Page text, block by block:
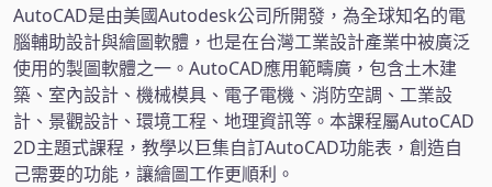
AutoCAD是由美國Autodesk公司所開發，為全球知名的電
腦輔助設計與繪圖軟體，也是在台灣工業設計產業中被廣泛
使用的製圖軟體之一。AutoCAD應用範疇廣，包含土木建
築、室內設計、機械模具、電子電機、消防空調、工業設
計、景觀設計、環境工程、地理資訊等。本課程屬AutoCAD
2D主題式課程，教學以巨集自訂AutoCAD功能表，創造自
己需要的功能，讓繪圖工作更順利。